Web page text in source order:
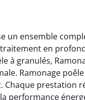
un ensemble
en
à granulés,
Ramonage
prestation
performance
Benoît